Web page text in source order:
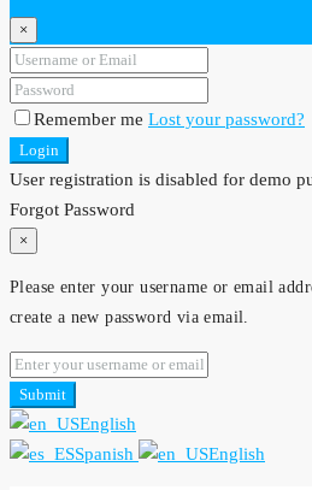
×
Remember me Lost your password?
Login
User registration is disabled for demo
Forgot Password
×
Please enter your username or email
create a new password via email.
Submit
English
Spanish
English